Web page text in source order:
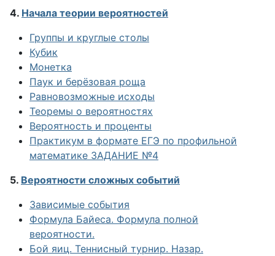
4. Начала теории вероятностей
Группы и круглые столы
Кубик
Монетка
Паук и берёзовая роща
Равновозможные исходы
Теоремы о вероятностях
Вероятность и проценты
Практикум в формате ЕГЭ по профильной
математике ЗАДАНИЕ №4
5. Вероятности сложных событий
Зависимые события
Формула Байеса. Формула полной
вероятности.
Бой яиц. Теннисный турнир. Назар.